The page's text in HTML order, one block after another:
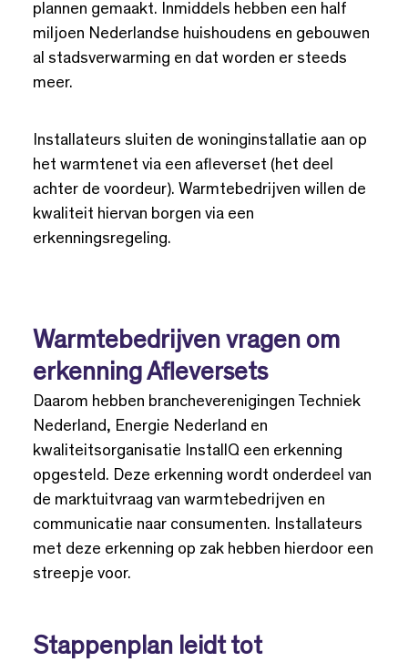
plannen gemaakt. Inmiddels hebben een half
miljoen Nederlandse huishoudens en gebouwen
al stadsverwarming en dat worden er steeds
meer.
Installateurs sluiten de woninginstallatie aan op
het warmtenet via een afleverset (het deel
achter de voordeur). Warmtebedrijven willen de
kwaliteit hiervan borgen via een
erkenningsregeling.
Warmtebedrijven vragen om
erkenning Afleversets
Daarom hebben brancheverenigingen Techniek
Nederland, Energie Nederland en
kwaliteitsorganisatie InstallQ een erkenning
opgesteld. Deze erkenning wordt onderdeel van
de marktuitvraag van warmtebedrijven en
communicatie naar consumenten. Installateurs
met deze erkenning op zak hebben hierdoor een
streepje voor.
Stappenplan leidt tot